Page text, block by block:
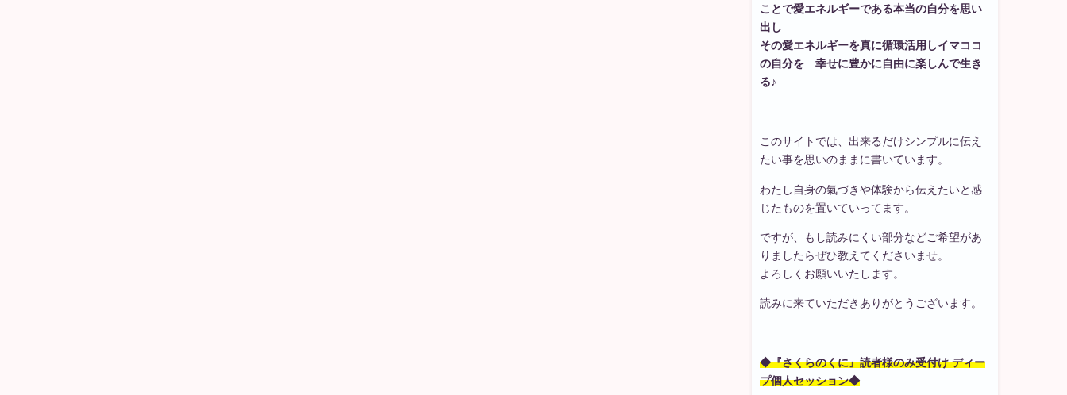
ことで愛エネルギーである本当の自分を思い
出し
その愛エネルギーを真に循環活用しイマココ
の自分を 幸せに豊かに自由に楽しんで生き
る♪
このサイトでは、出来るだけシンプルに伝え
たい事を思いのままに書いています。
わたし自身の氣づきや体験から伝えたいと感
じたものを置いていってます。
ですが、もし読みにくい部分などご希望があ
りましたらぜひ教えてくださいませ。
よろしくお願いいたします。
読みに来ていただきありがとうございます。
◆『さくらのくに』読者様のみ受付け ディー
プ個人セッション◆